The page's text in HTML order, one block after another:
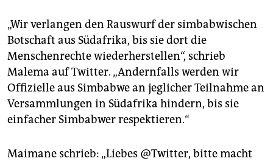
„Wir verlangen den Rauswurf der simbabwischen
Botschaft aus Südafrika, bis sie dort die
Menschenrechte wiederherstellen“, schrieb
Malema auf Twitter. „Andernfalls werden wir
Offizielle aus Simbabwe an jeglicher Teilnahme an
Versammlungen in Südafrika hindern, bis sie
einfacher Simbabwer respektieren.“
Maimane schrieb: „Liebes @Twitter, bitte macht